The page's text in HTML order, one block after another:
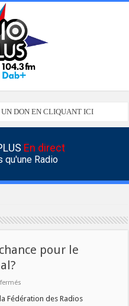
DON EN CLIQUANT ICI
En direct
qu'une Radio
pour le
une
Fédération des Radios